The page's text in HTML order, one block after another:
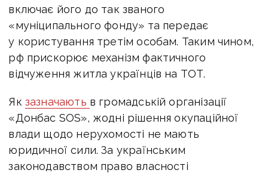
включає його до так званого
«муніципального фонду» та передає
у користування третім особам. Таким чином,
рф прискорює механізм фактичного
відчуження житла українців на ТОТ.
Як зазначають в громадській організації
«Донбас SOS», жодні рішення окупаційної
влади щодо нерухомості не мають
юридичної сили. За українським
законодавством право власності